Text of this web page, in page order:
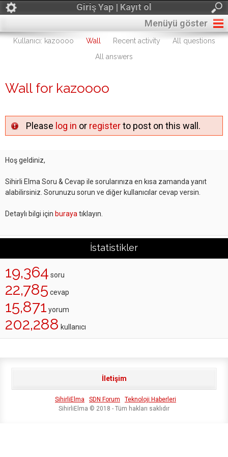
Giriş Yap | Kayıt ol
Menüyü göster
Kullanıcı: kazoooo Wall Recent activity
All questions
All answers
Wall for kazoooo
Please log in or registerto post on this wall.
Hoş geldiniz,
Sihirli Elma Soru & Cevap ile sorularınıza en kısa zamanda yanıt
alabilirsiniz. Sorunuzu sorun ve diğer kullanıcılar cevap versin.
Detaylı bilgi için buraya tıklayın.
İstatistikler
19,364 soru
22,785 cevap
15,871 yorum
202,288 kullanıcı
İletişim
SihirliElma SDN Forum
Teknoloji Haberleri
SihirliElma © 2018 - Tüm hakları saklıdır